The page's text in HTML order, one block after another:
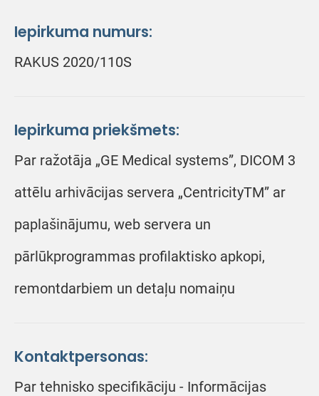
Iepirkuma numurs:
RAKUS 2020/110S
Iepirkuma priekšmets:
Par ražotāja „GE Medical systems”, DICOM 3
attēlu arhivācijas servera „CentricityTM” ar
paplašinājumu, web servera un
pārlūkprogrammas profilaktisko apkopi,
remontdarbiem un detaļu nomaiņu
Kontaktpersonas:
Par tehnisko specifikāciju - Informācijas